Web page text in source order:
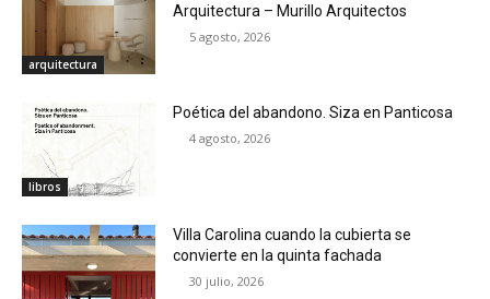
arquitectura
Arquitectura – Murillo Arquitectos
5 agosto, 2026
libros
Poética del abandono. Siza en Panticosa
4 agosto, 2026
Villa Carolina cuando la cubierta se
convierte en la quinta fachada
30 julio, 2026